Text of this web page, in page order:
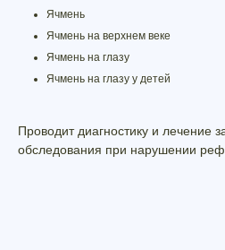
Ячмень
Ячмень на верхнем веке
Ячмень на глазу
Ячмень на глазу у детей
Проводит диагностику и лечение
обследования при нарушении